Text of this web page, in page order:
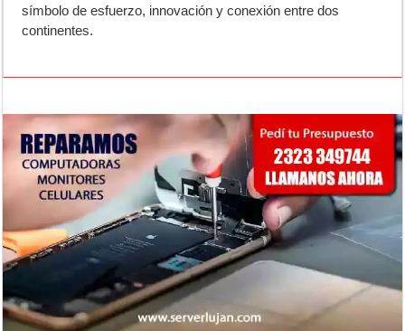
símbolo de esfuerzo, innovación y conexión entre dos
continentes.